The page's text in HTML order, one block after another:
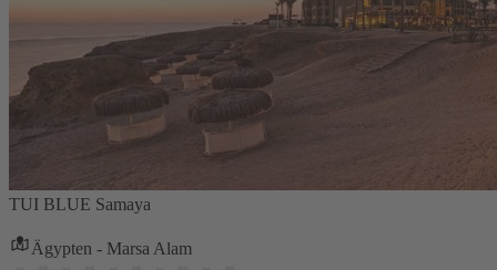
TUI BLUE Samaya
Ägypten - Marsa Alam